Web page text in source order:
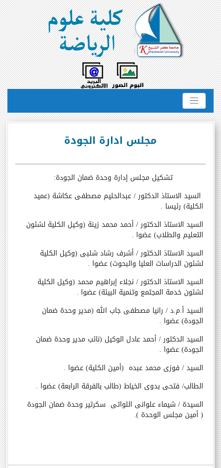
مجلس ادارة الجودة
تشكيل مجلس إدارة وحدة ضمان الجودة:
السيد الاستاذ الدكتور / عبدالحليم مصطفى عكاشة (عميد
الكلية) رئيسا .
السيد الاستاذ الدكتور / أحمد محمد زينة (وكيل الكلية لشئون
التعليم والطلاب)عضوا .
السيد الاستاذ الدكتور / أشرف رشاد شلبى (وكيل الكلية
لشئون الدراسات العليا والبحوث)عضوا .
السيد الاستاذ الدكتور / نجلاء إبراهيم محمد (وكيل الكلية
لشئون خدمة المجتمع وتنمية البيئة)عضوا .
السيد أ.م.د / رانيا مصطفى جاب الله (مدير وحدة ضمان
الجودة)عضوا .
السيد الدكتور / أحمد عادل الوكيل (نائب مدير وحدة ضمان
الجودة)عضوا .
السيد / فوزى محمد عبده (أمين الكلية)عضوا .
الطالب/ فتحى بدوى الخياط (طالب بالفرقة الرابعة)عضوا .
السيدة / شيماء علوانى اللواتى سكرتير وحدة ضمان الجودة
( أمين مجلس الوحدة ).